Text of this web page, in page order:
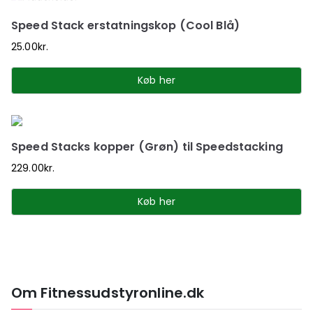
Speed Stack erstatningskop (Cool Blå)
25.00kr.
Køb her
Speed Stacks kopper (Grøn) til Speedstacking
229.00kr.
Køb her
Om Fitnessudstyronline.dk